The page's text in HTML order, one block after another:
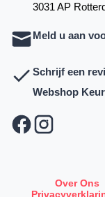
3031 AP
Meld u aan
Schrijf een
Webshop
Over Ons